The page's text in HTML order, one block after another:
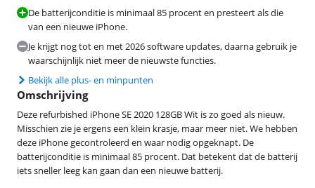
De batterijconditie is minimaal 85 procent en presteert als die
van een nieuwe iPhone.
Je krijgt nog tot en met 2026 software updates, daarna gebruik je
waarschijnlijk niet meer de nieuwste functies.
Bekijk alle plus- en minpunten
Omschrijving
Deze refurbished iPhone SE 2020 128GB Wit is zo goed als nieuw.
Misschien zie je ergens een klein krasje, maar meer niet. We hebben
deze iPhone gecontroleerd en waar nodig opgeknapt. De
batterijconditie is minimaal 85 procent. Dat betekent dat de batterij
iets sneller leeg kan gaan dan een nieuwe batterij.